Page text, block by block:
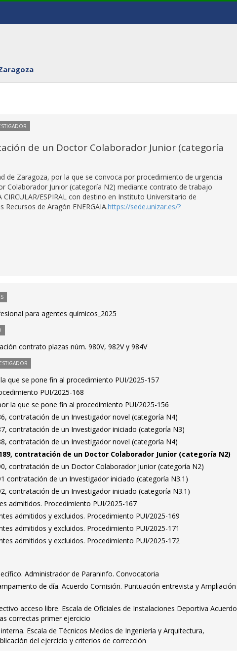
de un Doctor Colaborador Junior (categoría
de Zaragoza, por la que se convoca por procedimiento de urgencia
Colaborador Junior (categoría N2) mediante contrato de trabajo
ESPIRAL con destino en Instituto Universitario de
de Aragón ENERGAIA.https://sede.unizar.es/?
para agentes químicos_2025
contrato plazas núm. 980V, 982V y 984V
que se pone fin al procedimiento PUI/2025-157
PUI/2025-168
la que se pone fin al procedimiento PUI/2025-156
contratación de un Investigador novel (categoría N4)
contratación de un Investigador iniciado (categoría N3)
contratación de un Investigador novel (categoría N4)
contratación de un Doctor Colaborador Junior (categoría N2)
contratación de un Doctor Colaborador Junior (categoría N2)
contratación de un Investigador iniciado (categoría N3.1)
contratación de un Investigador iniciado (categoría N3.1)
admitidos. Procedimiento PUI/2025-167
admitidos y excluidos. Procedimiento PUI/2025-169
admitidos y excluidos. Procedimiento PUI/2025-171
admitidos y excluidos. Procedimiento PUI/2025-172
Administrador de Paraninfo. Convocatoria
de día. Acuerdo Comisión. Puntuación entrevista y Ampliación
acceso libre. Escala de Oficiales de Instalaciones Deportiva Acuerdo
correctas primer ejercicio
Escala de Técnicos Medios de Ingeniería y Arquitectura,
del ejercicio y criterios de corrección